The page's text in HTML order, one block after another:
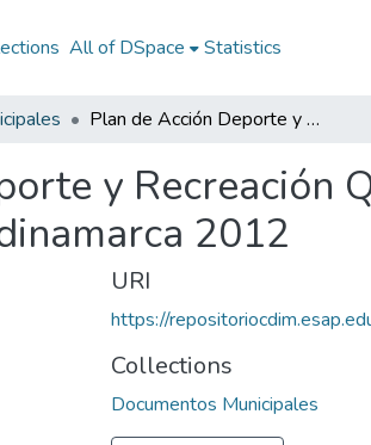
All of DSpace Statistics
Plan de Acción Deporte y Recreación Quipile Cundinamarca 2012: PADR Quipile Cundinamarca 2012
y Recreación
2012
URI
https://
Collections
Documentos Municipales